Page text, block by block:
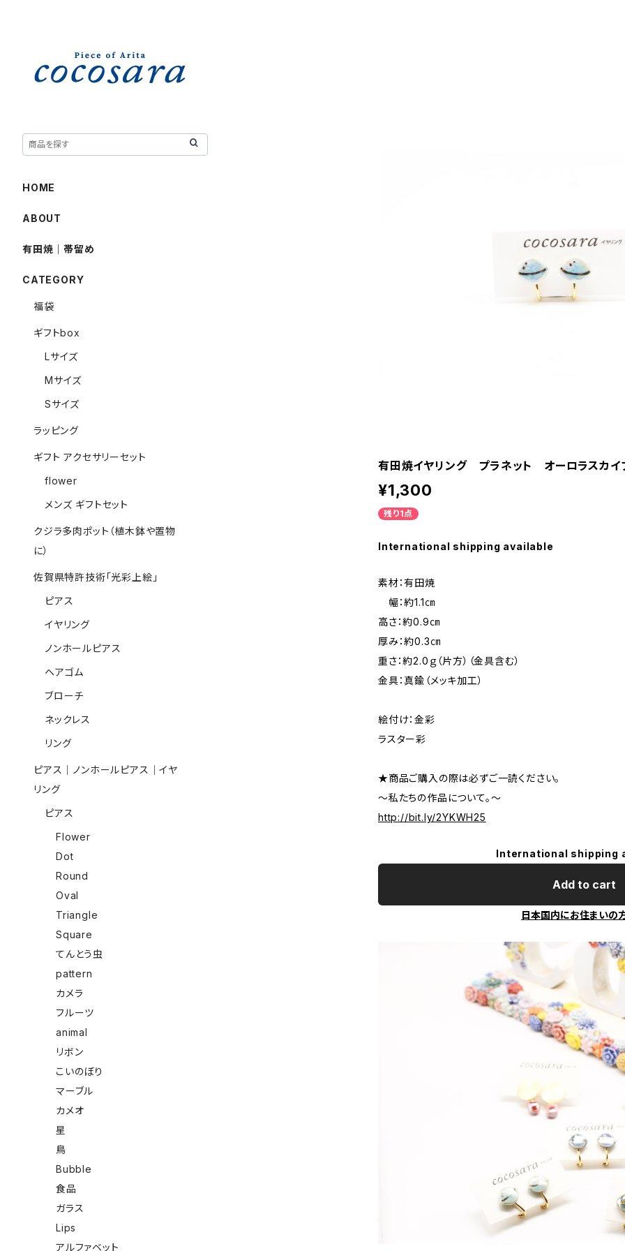
有田焼イヤリング プラネット オーロラスカイ
¥1,300
残り1点
International shipping available
素材：有田焼
幅：約1.1㎝
高さ：約0.9㎝
厚み：約0.3㎝
重さ：約2.0ｇ（片方）（金具含む）
金具：真鍮（メッキ加工）
絵付け：金彩
ラスター彩
★商品ご購入の際は必ずご一読ください。
～私たちの作品について。～
http://bit.ly/2YKWH25
International shipping
Add to cart
日本国内にお住まいの
HOME
ABOUT
有田焼｜帯留め
CATEGORY
福袋
ギフトbox
Lサイズ
Mサイズ
Sサイズ
ラッピング
ギフト アクセサリーセット
flower
メンズ ギフトセット
クジラ多肉ポット（植木鉢や置物
に）
佐賀県特許技術「光彩上絵」
ピアス
イヤリング
ノンホールピアス
ヘアゴム
ブローチ
ネックレス
リング
ピアス｜ノンホールピアス｜イヤ
リング
ピアス
Flower
Dot
Round
Oval
Triangle
Square
てんとう虫
pattern
カメラ
フルーツ
animal
リボン
こいのぼり
マーブル
カメオ
星
鳥
Bubble
食品
ガラス
Lips
アルファベット